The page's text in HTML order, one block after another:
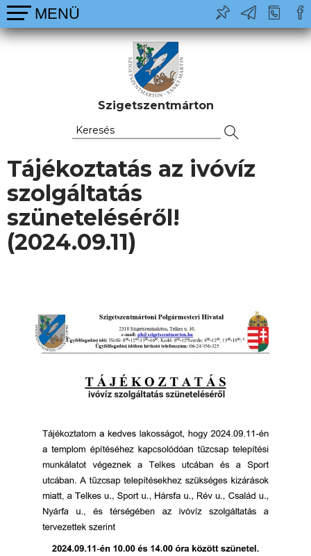
Szigetszentmárton
Tájékoztatás az ivóvíz
szolgáltatás
szüneteléséről!
(2024.09.11)